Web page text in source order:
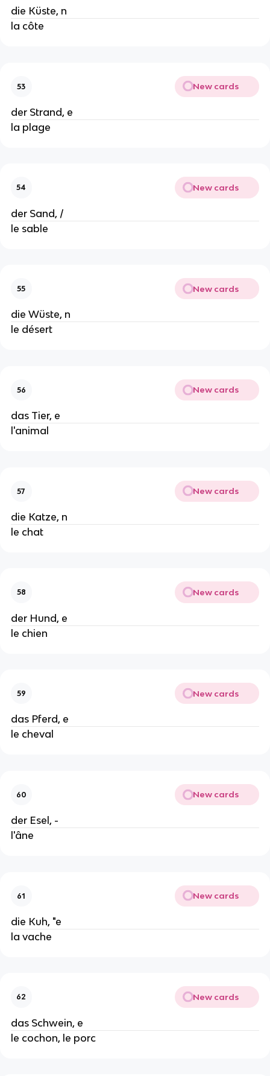
die Küste, n
la côte
53 New cards
der Strand, e
la plage
54 New cards
der Sand, /
le sable
55 New cards
die Wüste, n
le désert
56 New cards
das Tier, e
l'animal
57 New cards
die Katze, n
le chat
58 New cards
der Hund, e
le chien
59 New cards
das Pferd, e
le cheval
60 New cards
der Esel, -
l'âne
61 New cards
die Kuh, "e
la vache
62 New cards
das Schwein, e
le cochon, le porc